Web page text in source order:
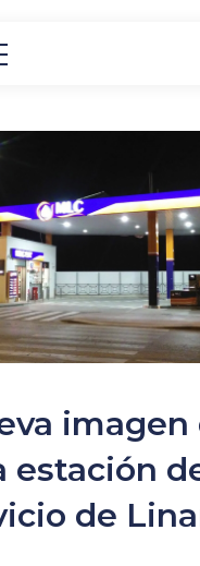
imagen
estación
de